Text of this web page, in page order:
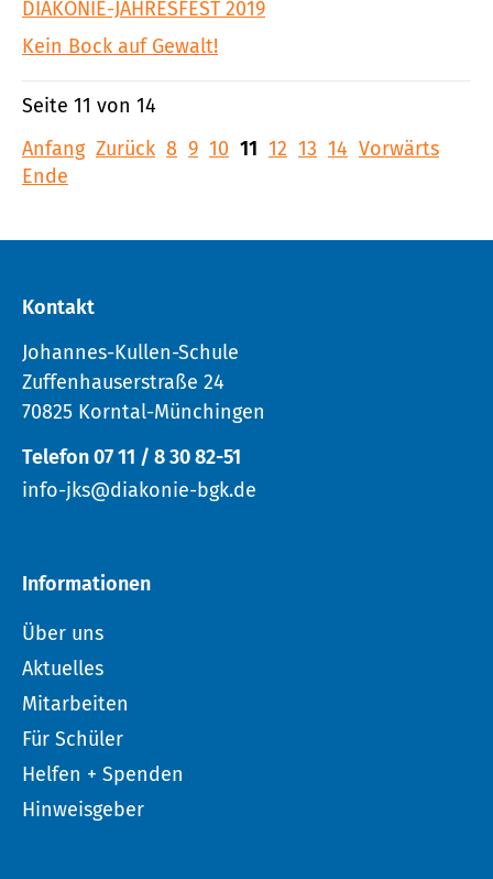
DIAKONIE-JAHRESFEST 2019
Kein Bock auf Gewalt!
Seite 11 von 14
Anfang Zurück 8 9 10 11 12 13 14 Vorwärts
Ende
Kontakt
Johannes-Kullen-Schule
Zuffenhauserstraße 24
70825 Korntal-Münchingen
Telefon 07 11 / 8 30 82-51
info-jks@diakonie-bgk.de
Informationen
Über uns
Aktuelles
Mitarbeiten
Für Schüler
Helfen + Spenden
Hinweisgeber